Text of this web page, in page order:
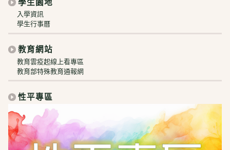
入學資訊
學生行事曆
教育網站
教育雲疫起線上看專區
教育部特殊教育通報網
性平專區